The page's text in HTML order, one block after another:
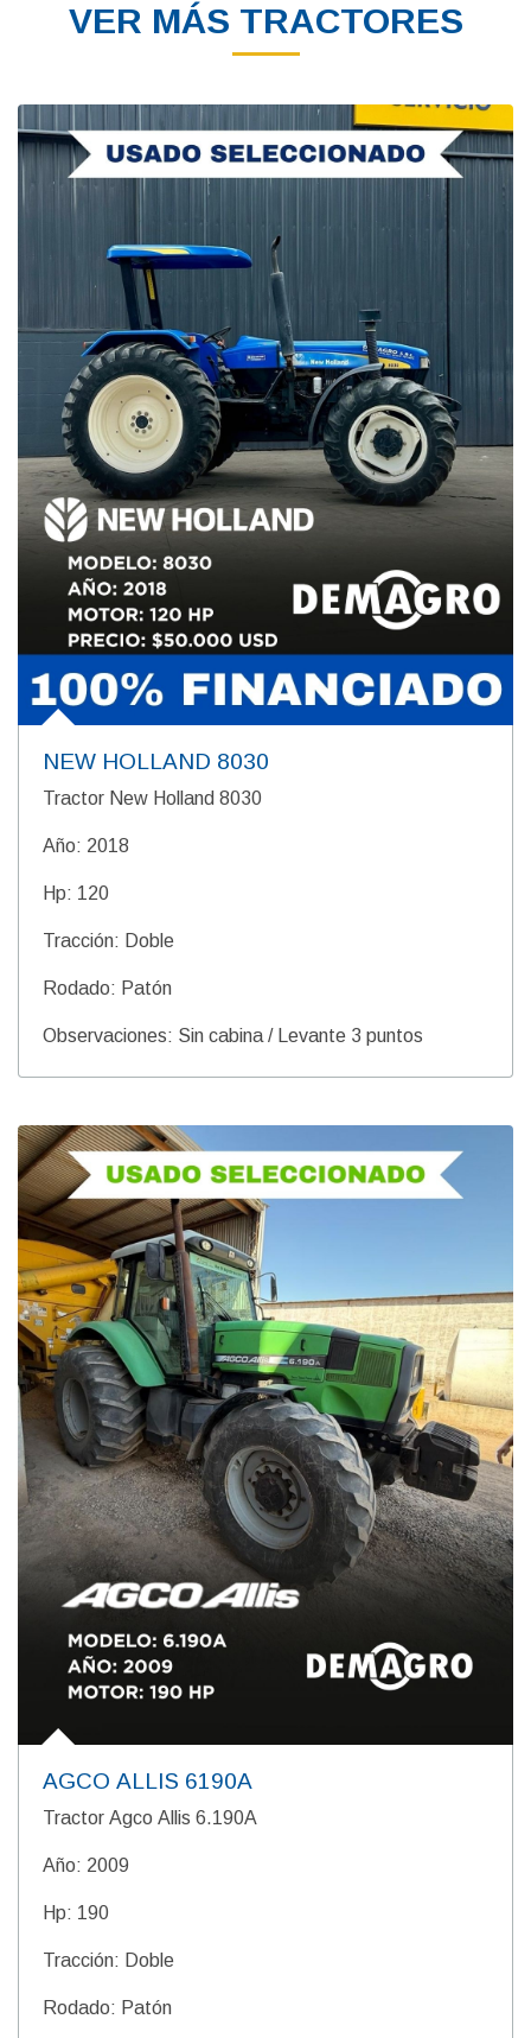
VER MÁS TRACTORES
NEW HOLLAND 8030
Tractor New Holland 8030
Año: 2018
Hp: 120
Tracción: Doble
Rodado: Patón
Observaciones: Sin cabina / Levante 3 puntos
AGCO ALLIS 6190A
Tractor Agco Allis 6.190A
Año: 2009
Hp: 190
Tracción: Doble
Rodado: Patón